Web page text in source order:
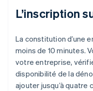
L’inscription
La constitution d’une
moins de 10 minutes.
votre entreprise,
disponibilité de la
ajouter jusqu’à